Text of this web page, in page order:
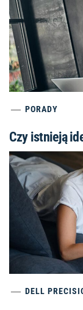
PORADY
Czy istnieją
DELL